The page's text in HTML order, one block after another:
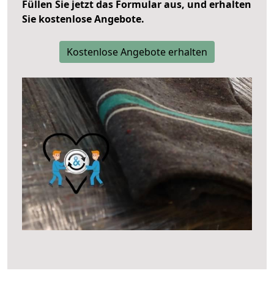
Füllen Sie jetzt das Formular aus, und erhalten
Sie kostenlose Angebote.
Kostenlose Angebote erhalten